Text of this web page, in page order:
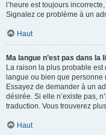
l’heure est toujours
Signalez ce problème à un
Haut
Ma langue n’est pas dans la
La raison la plus probable est
langue ou bien que personne
Essayez de demander à un
désirée. Si elle n’existe pas,
traduction. Vous trouverez
Haut